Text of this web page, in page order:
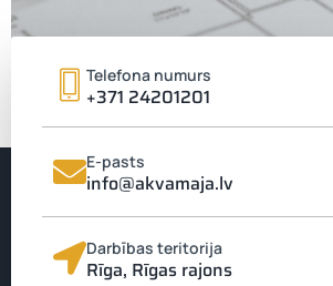
Nekavējies, zvani,
palīdzēsim
Telefona numurs
+371 24201201
E-pasts
info@akvamaja.lv
Darbības teritorija
Rīga, Rīgas rajons